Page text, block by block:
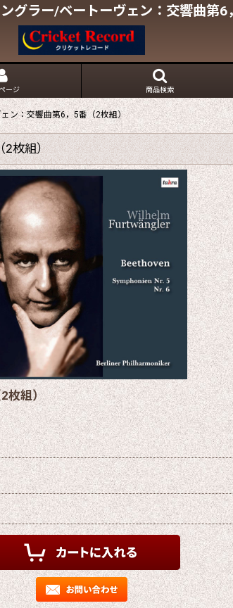
グラー/ベートーヴェン：交響曲第6
ージ 商品検索
ン：交響曲第6，5番（2枚組）
2枚組）
枚組）